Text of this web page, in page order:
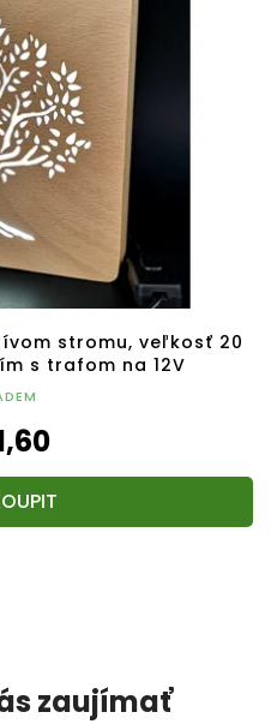
stromu, veľkosť 20
s trafom na 12V
zaujímať